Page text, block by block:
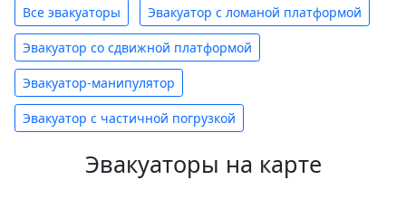
Все эвакуаторы Эвакуатор с ломаной платформой
Эвакуатор со сдвижной платформой
Эвакуатор-манипулятор
Эвакуатор с частичной погрузкой
Эвакуаторы на карте